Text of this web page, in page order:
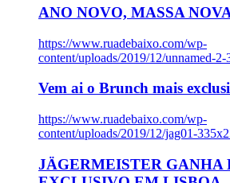
ANO NOVO, MASSA
https://www.ruadebaixo.com/wp-
content/uploads/2019/12/unnamed-
Vem ai o Brunch mais
https://www.ruadebaixo.com/wp-
content/uploads/2019/12/jag01-
JÄGERMEISTER GANHA